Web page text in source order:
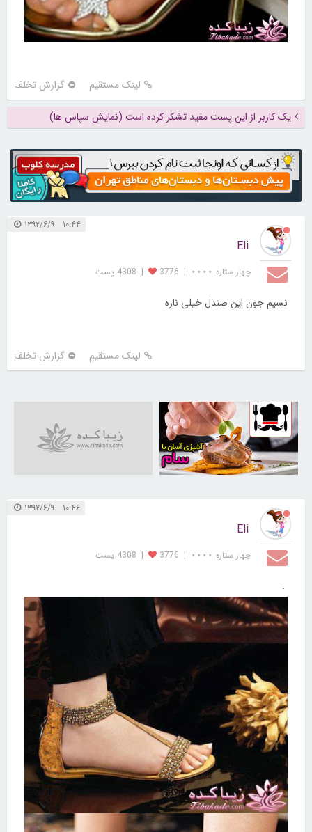
لینک مستقیم گزارش تخلف
یک کاربر از این پست مفید تشکر کرده است (نمایش سپاس ها)
۱۰:۴۴ ۱۳۹۲/۶/۹
Eli
چهار ستاره ⋆⋆⋆⋆ |
3776
| 4308 پست
نسیم جون این صندل خیلی نازه
لینک مستقیم گزارش تخلف
30255677
۱۰:۴۶ ۱۳۹۲/۶/۹
Eli
چهار ستاره ⋆⋆⋆⋆ |
3776
| 4308 پست
.